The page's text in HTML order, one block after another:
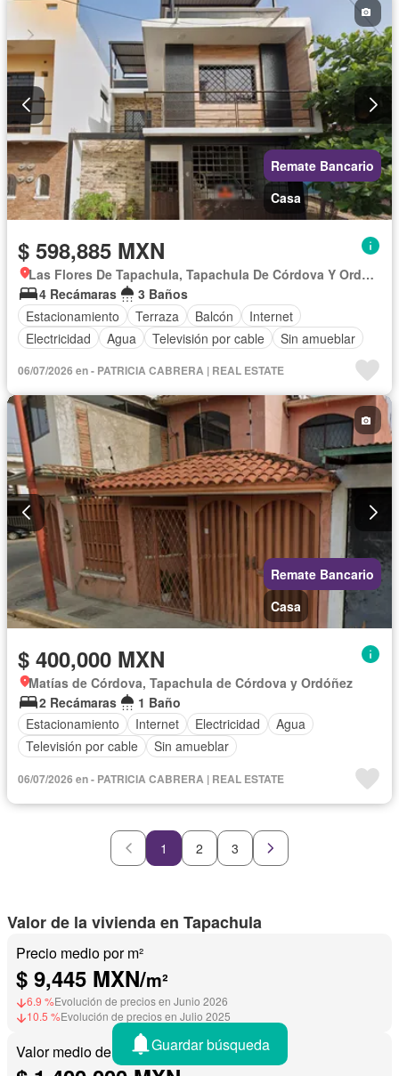
Remate Bancario
Casa
$ 598,885 MXN
Las Flores De Tapachula, Tapachula De Córdova Y Ordóñez
4 Recámaras
3 Baños
Estacionamiento
Terraza Balcón
Internet
Electricidad
Agua Televisión por cable Sin amueblar
06/07/2026 en - PATRICIA CABRERA | REAL ESTATE
Remate Bancario
Casa
$ 400,000 MXN
Matías de Córdova, Tapachula de Córdova y Ordóñez
2 Recámaras
1 Baño
Estacionamiento
Internet Electricidad
Agua
Televisión por cable
Sin amueblar
06/07/2026 en - PATRICIA CABRERA | REAL ESTATE
1 2 3
Valor de la vivienda en Tapachula
Precio medio por m²
$ 9,445 MXN/m²
6.9 %Evolución de precios en Junio 2026
10.5 %Evolución de precios en Julio 2025
Valor medio de una viviendaGuardar búsqueda